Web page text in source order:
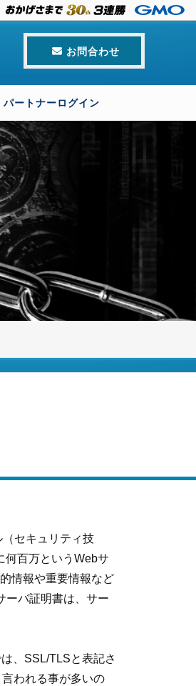
お問合わせ
パートナーログイン
セキュリティ技
何百万というWebサ
情報や重要情報など
ーバ証明書は、サー
、SSL/TLSと表記さ
われる事が多いの